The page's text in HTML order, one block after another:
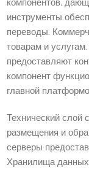
компонентов,
инструменты
переводы.
товарам и
предоставляют
компонент
главной
Технический слой
размещения и
серверы
Хранилища